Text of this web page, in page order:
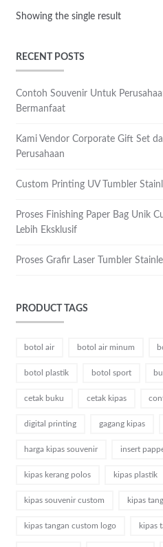
Showing the single result
RECENT POSTS
Contoh Souvenir Untuk
Bermanfaat
Kami Vendor Corporate Gift Set
Perusahaan
Custom Printing UV Tumbler
Proses Finishing Paper Bag Unik
Lebih Eksklusif
Proses Grafir Laser Tumbler
PRODUCT TAGS
botol air botol air minum
botol plastik botol sport
cetak buku cetak kipas
digital printing gagang kipas
harga kipas souvenir insert
kipas kerang polos kipas plastik
kipas souvenir custom kipas
kipas tangan custom logo kipas